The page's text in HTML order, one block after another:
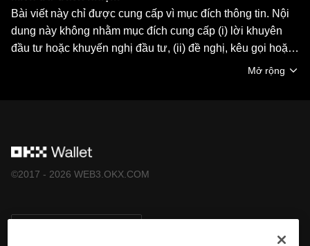
Bài viết này chỉ được cung cấp vì mục đích thông tin. Nội
dung này không nhằm mục đích cung cấp (i) lời khuyên
đầu tư hoặc khuyến nghị đầu tư, (ii) đề nghị, kêu gọi hoặc
khuyến khích mua, bán hoặc nắm giữ tài sản kỹ thuật số,
đầu tư để xác định liệu giao dịch hoặc nắm giữ tài sản kỹ
thuật số có phù hợp với bạn không. Ví Web3 OKX chỉ là
soát hoặc chịu trách nhiệm về dịch vụ của các nền tảng
đó. Không phải tất cả sản phẩm đều khả dụng ở tất cả khu
Mở rộng
©2017 - 2026 WEB3.OKX.COM